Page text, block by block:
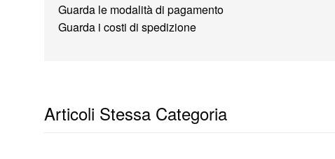
Guarda le modalità di pagamento
Guarda i costi di spedizione
Articoli Stessa Categoria